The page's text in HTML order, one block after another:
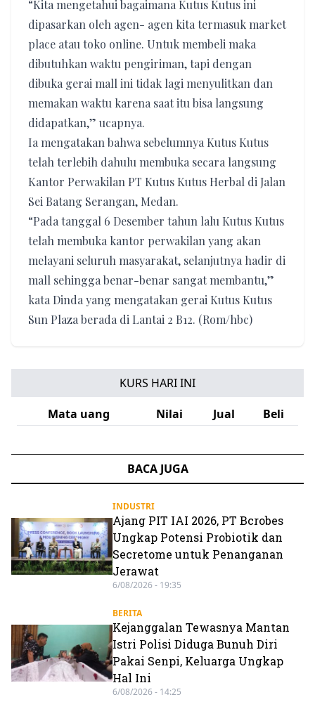
“Kita mengetahui bagaimana Kutus Kutus ini
dipasarkan oleh agen- agen kita termasuk market
place atau toko online. Untuk membeli maka
dibutuhkan waktu pengiriman, tapi dengan
dibuka gerai mall ini tidak lagi menyulitkan dan
memakan waktu karena saat itu bisa langsung
didapatkan,” ucapnya.
Ia mengatakan bahwa sebelumnya Kutus Kutus
telah terlebih dahulu membuka secara langsung
Kantor Perwakilan PT Kutus Kutus Herbal di Jalan
Sei Batang Serangan, Medan.
“Pada tanggal 6 Desember tahun lalu Kutus Kutus
telah membuka kantor perwakilan yang akan
melayani seluruh masyarakat, selanjutnya hadir di
mall sehingga benar-benar sangat membantu,”
kata Dinda yang mengatakan gerai Kutus Kutus
Sun Plaza berada di Lantai 2 B12. (Rom/hbc)
KURS HARI INI
Mata uang
Nilai Jual Beli
BACA JUGA
INDUSTRI
Ajang PIT IAI 2026, PT Bcrobes
Ungkap Potensi Probiotik dan
Secretome untuk Penanganan
Jerawat
6/08/2026 - 19:35
BERITA
Kejanggalan Tewasnya Mantan
Istri Polisi Diduga Bunuh Diri
Pakai Senpi, Keluarga Ungkap
Hal Ini
6/08/2026 - 14:25